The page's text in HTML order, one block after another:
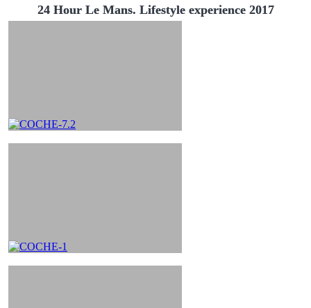
24 Hour Le Mans. Lifestyle experience 2017